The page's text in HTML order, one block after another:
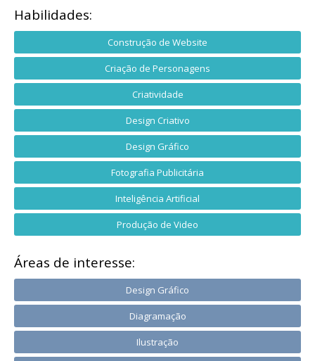
Habilidades:
Construção de Website
Criação de Personagens
Criatividade
Design Criativo
Design Gráfico
Fotografia Publicitária
Inteligência Artificial
Produção de Video
Áreas de interesse:
Design Gráfico
Diagramação
Ilustração